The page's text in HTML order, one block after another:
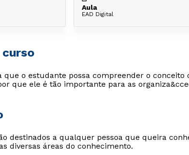
Aula
EAD Digital
que o estudante possa compreender o
que ele é tão importante para as
destinados a qualquer pessoa que queira
diversas áreas do conhecimento.